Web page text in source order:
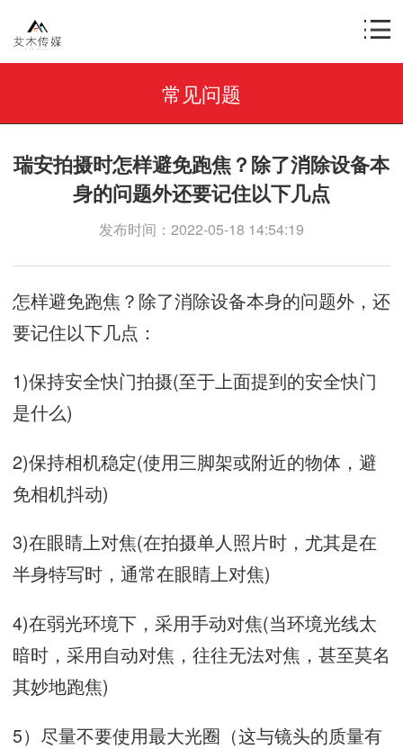
常见问题
瑞安拍摄时怎样避免跑焦？除了消除设备本
身的问题外还要记住以下几点
发布时间：2022-05-18 14:54:19
怎样避免跑焦？除了消除设备本身的问题外，还
要记住以下几点：
1)保持安全快门拍摄(至于上面提到的安全快门
是什么)
2)保持相机稳定(使用三脚架或附近的物体，避
免相机抖动)
3)在眼睛上对焦(在拍摄单人照片时，尤其是在
半身特写时，通常在眼睛上对焦)
4)在弱光环境下，采用手动对焦(当环境光线太
暗时，采用自动对焦，往往无法对焦，甚至莫名
其妙地跑焦)
5）尽量不要使用最大光圈（这与镜头的质量有